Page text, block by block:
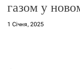
газом у
1 Січня, 2025